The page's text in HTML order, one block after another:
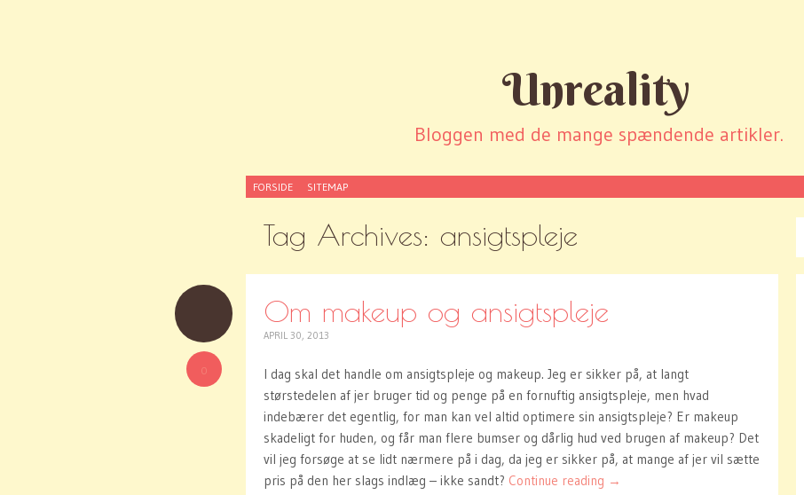
Unreality
Bloggen med de mange spændende artikler.
SKIP
TO
FORSIDE SITEMAP
Tag Archives: ansigtspleje
0
Om makeup og ansigtspleje
APRIL 30, 2013
I dag skal det handle om ansigtspleje og makeup. Jeg er sikker på, at langt
størstedelen af jer bruger tid og penge på en fornuftig ansigtspleje, men hvad
indebærer det egentlig, for man kan vel altid optimere sin ansigtspleje? Er makeup
skadeligt for huden, og får man flere bumser og dårlig hud ved brugen af makeup? Det
vil jeg forsøge at se lidt nærmere på i dag, da jeg er sikker på, at mange af jer vil sætte
pris på den her slags indlæg – ikke sandt? Continue reading →